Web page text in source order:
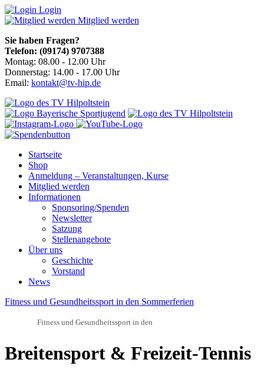
Login
Mitglied werden
Sie haben Fragen?
Telefon: (09174) 9707388
Montag: 08.00 - 12.00 Uhr
Donnerstag: 14.00 - 17.00 Uhr
Email: kontakt@tv-hip.de
Startseite
Shop
Anmeldung – Veranstaltungen, Kurse
Mitglied werden
Informationen
Sponsoring/Spenden
Newsletter
Satzung
Stellenangebote
Über uns
Geschichte
Vorstand
News
Fitness und Gesundheitssport in den Sommerferien
Fitness und Gesundheitssport in den
Breitensport & Freizeit-Tennis